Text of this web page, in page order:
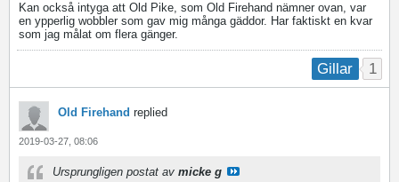
Kan också intyga att Old Pike, som Old Firehand nämner ovan, var
en ypperlig wobbler som gav mig många gäddor. Har faktiskt en kvar
som jag målat om flera gänger.
Gillar 1
Old Firehand replied
2019-03-27, 08:06
Ursprungligen postat av micke g